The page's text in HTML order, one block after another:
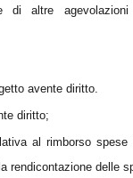
di altre
avente diritto.
diritto;
al rimborso
rendicontazione delle